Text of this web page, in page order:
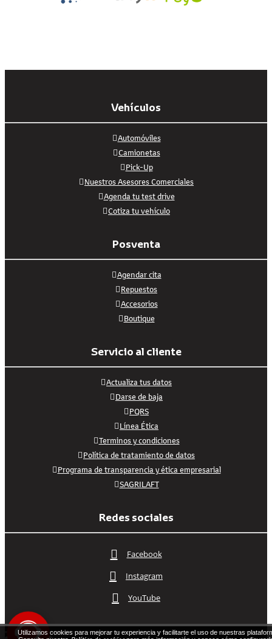
Vehículos
Automóviles
Camionetas
Pick-Up
Nuestros Asesores Comerciales
Agenda tu test drive
Cotiza tu vehículo
Posventa
Agendar cita
Repuestos
Accesorios
Boutique
Servicio al cliente
Actualiza tus datos
Darse de baja
PQRS
Línea Ética
Terminos y condiciones
Política de tratamiento de datos
Programa de transparencia y ética empresarial
SAGRILAFT
Redes sociales
Facebook
Instagram
YouTube
Utilizamos cookies para mejorar tu experiencia y facilitarte el uso de nuestras